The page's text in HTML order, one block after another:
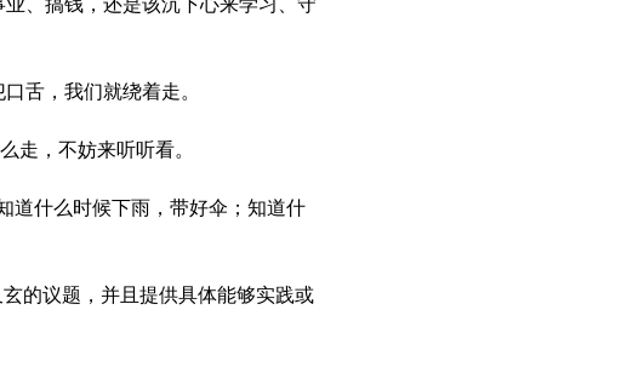
舌，我们就绕着走。
走，不妨来听听看。
道什么时候下雨，带好伞；知道什
的议题，并且提供具体能够实践或